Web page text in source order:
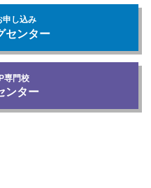
申し込み
センター
専門校
ンター